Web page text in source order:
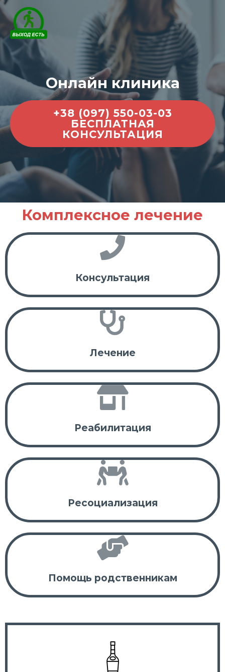
Онлайн клиника
+38 (097) 550-03-03
БЕСПЛАТНАЯ
КОНСУЛЬТАЦИЯ
Комплексное лечение
Консультация
Лечение
Реабилитация
Ресоциализация
Помощь родственникам